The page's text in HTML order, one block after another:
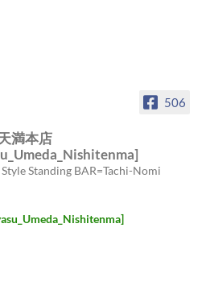
506
満本店
Style Standing BAR=Tachi-Nomi